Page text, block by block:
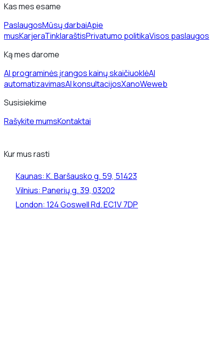
Kas mes esame
PaslaugosMūsų darbaiApie
musKarjeraTinklaraštisPrivatumo politikaVisos paslaugos
Ką mes darome
AI programinės įrangos kainų skaičiuoklėAI
automatizavimasAI konsultacijosXanoWeweb
Susisiekime
Rašykite mumsKontaktai
Kur mus rasti
Kaunas: K. Baršausko g. 59, 51423
Vilnius: Panerių g. 39, 03202
London: 124 Goswell Rd. EC1V 7DP